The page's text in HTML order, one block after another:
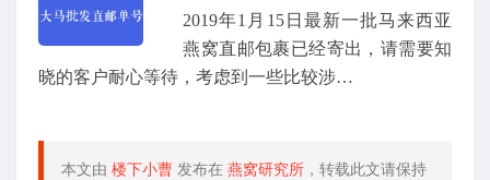
2019年1月15日最新一批马来西亚
燕窝直邮包裹已经寄出，请需要知
晓的客户耐心等待，考虑到一些比较涉…
本文由 楼下小曹 发布在 燕窝研究所 ，转载此文请保持